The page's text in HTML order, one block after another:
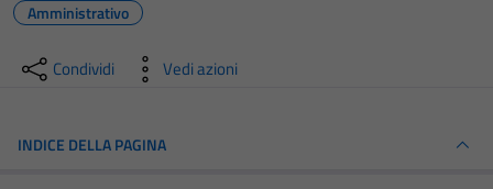
Amministrativo
Condividi Vedi azioni
INDICE DELLA PAGINA